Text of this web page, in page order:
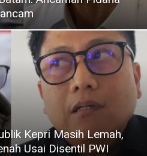
Kepri Masih Lemah,
Usai Disentil PWI